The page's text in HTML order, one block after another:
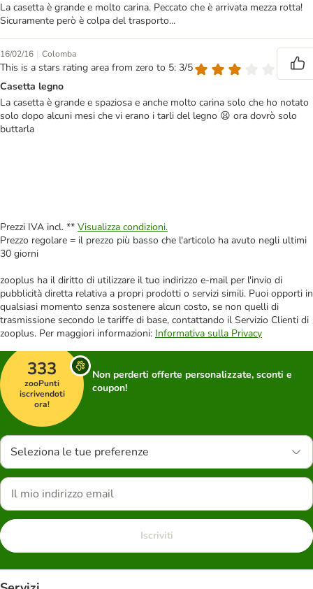
La casetta è grande e molto carina. Peccato che è arrivata mezza rotta!
Sicuramente però è colpa del trasporto...
16/02/16 | Colomba
This is a stars rating area from zero to 5: 3/5
Casetta legno
La casetta è grande e spaziosa e anche molto carina solo che ho notato
solo dopo alcuni mesi che vi erano i tarli del legno 😦 ora dovrò solo
buttarla
Prezzi IVA incl. ** Visualizza condizioni.
Prezzo regolare = il prezzo più basso che l'articolo ha avuto negli ultimi
30 giorni
zooplus ha il diritto di utilizzare il tuo indirizzo e-mail per l'invio di
pubblicità diretta relativa a propri prodotti o servizi simili. Puoi opporti in
qualsiasi momento senza sostenere alcun costo, se non quelli di
trasmissione secondo le tariffe di base, contattando il Servizio Clienti di
zooplus. Per maggiori informazioni: Informativa sulla Privacy
333
zooPunti
iscrivendoti
ora!
Non perderti offerte personalizzate, sconti e
coupon!
Seleziona le tue preferenze
Iscriviti